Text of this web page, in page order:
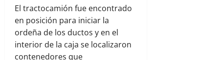
El tractocamión fue encontrado
en posición para iniciar la
ordeña de los ductos y en el
interior de la caja se localizaron
contenedores que